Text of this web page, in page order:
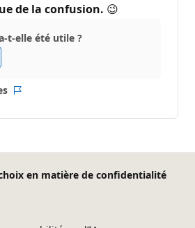
de la confusion. 😉
t-elle été utile ?
en matière de confidentialité